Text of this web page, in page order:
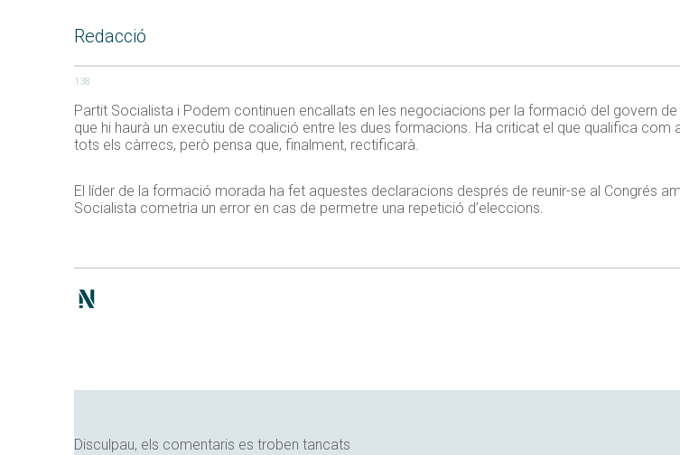
Redacció
138
Partit Socialista i Podem continuen encallats en les negociacions per la formació del govern
que hi haurà un executiu de coalició entre les dues formacions. Ha criticat el que qualifica com
tots els càrrecs, però pensa que, finalment, rectificarà.
El líder de la formació morada ha fet aquestes declaracions després de reunir-se al Congrés
Socialista cometria un error en cas de permetre una repetició d’eleccions.
Disculpau, els comentaris es troben tancats